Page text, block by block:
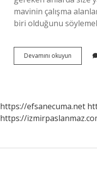
mavinin çalışma
biri olduğunu
Devamını okuyun
Çalışma
https://efsanecuma.net
https://